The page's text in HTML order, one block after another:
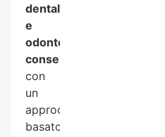
dentale
e
odontoiatria
conservativa
con
un
approccio
basato